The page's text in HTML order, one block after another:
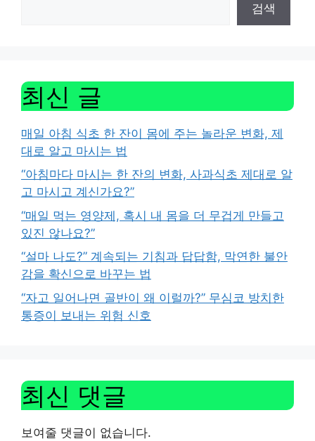
검색
최신 글
매일 아침 식초 한 잔이 몸에 주는 놀라운 변화, 제
대로 알고 마시는 법
“아침마다 마시는 한 잔의 변화, 사과식초 제대로 알
고 마시고 계신가요?”
“매일 먹는 영양제, 혹시 내 몸을 더 무겁게 만들고
있진 않나요?”
“설마 나도?” 계속되는 기침과 답답함, 막연한 불안
감을 확신으로 바꾸는 법
“자고 일어나면 골반이 왜 이럴까?” 무심코 방치한
통증이 보내는 위험 신호
최신 댓글
보여줄 댓글이 없습니다.